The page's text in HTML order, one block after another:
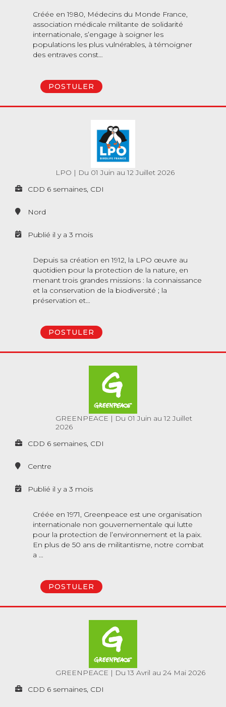
Créée en 1980, Médecins du Monde France,
association médicale militante de solidarité
internationale, s’engage à soigner les
populations les plus vulnérables, à témoigner
des entraves const…
POSTULER
LPO | Du 01 Juin au 12 Juillet 2026
CDD 6 semaines, CDI
Nord
Publié il y a 3 mois
Depuis sa création en 1912, la LPO œuvre au
quotidien pour la protection de la nature, en
menant trois grandes missions : la connaissance
et la conservation de la biodiversité ; la
préservation et…
POSTULER
GREENPEACE | Du 01 Juin au 12 Juillet
2026
CDD 6 semaines, CDI
Centre
Publié il y a 3 mois
Créée en 1971, Greenpeace est une organisation
internationale non gouvernementale qui lutte
pour la protection de l’environnement et la paix.
En plus de 50 ans de militantisme, notre combat
a …
POSTULER
GREENPEACE | Du 13 Avril au 24 Mai 2026
CDD 6 semaines, CDI